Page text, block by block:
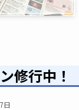
修行中！
日